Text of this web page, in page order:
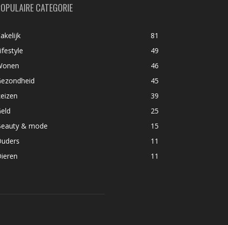
CATEGORIE
81
49
46
45
39
25
& mode
15
11
11